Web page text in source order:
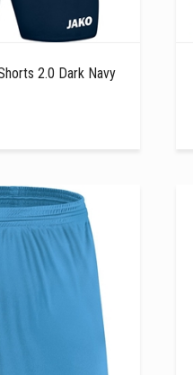
2.0 Dark Navy